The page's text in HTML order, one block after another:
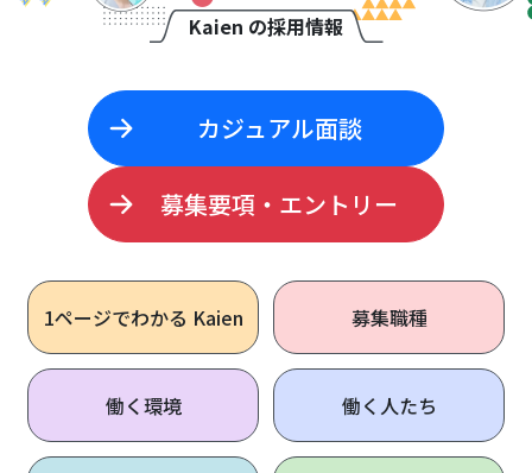
Kaien の採用情報
カジュアル面談
募集要項・エントリー
1ページでわかる Kaien 募集職種
働く環境 働く人たち